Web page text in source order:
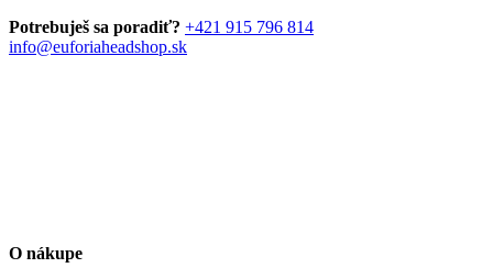
vybrať
na
Potrebuješ sa poradiť? +421 915 796 814
info@euforiaheadshop.sk
O nákupe